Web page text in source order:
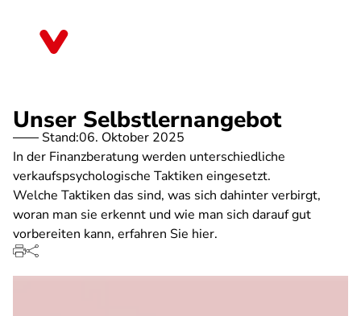
Unser Selbstlernangebot
Stand:06. Oktober 2025
In der Finanzberatung werden unterschiedliche
verkaufspsychologische Taktiken eingesetzt.
Welche Taktiken das sind, was sich dahinter verbirgt,
woran man sie erkennt und wie man sich darauf gut
vorbereiten kann, erfahren Sie hier.